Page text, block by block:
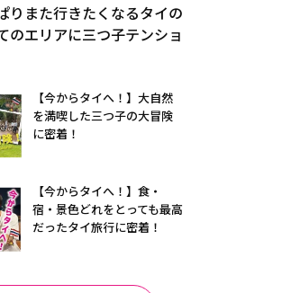
りまた行きたくなるタイの
のエリアに三つ子テンショ
【今からタイへ！】大自然
を満喫した三つ子の大冒険
に密着！
【今からタイへ！】食・
宿・景色どれをとっても最高
だったタイ旅行に密着！